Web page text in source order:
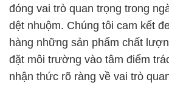
đóng vai trò quan trọng trong
dệt nhuộm. Chúng tôi cam kết
hàng những sản phẩm chất
đặt môi trường vào tâm điểm
nhận thức rõ ràng về vai trò